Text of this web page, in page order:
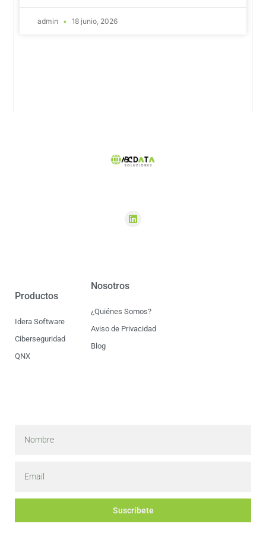
admin 18 junio, 2026
Productos
Idera Software
Ciberseguridad
QNX
Nosotros
¿Quiénes Somos?
Aviso de Privacidad
Blog
Suscribete